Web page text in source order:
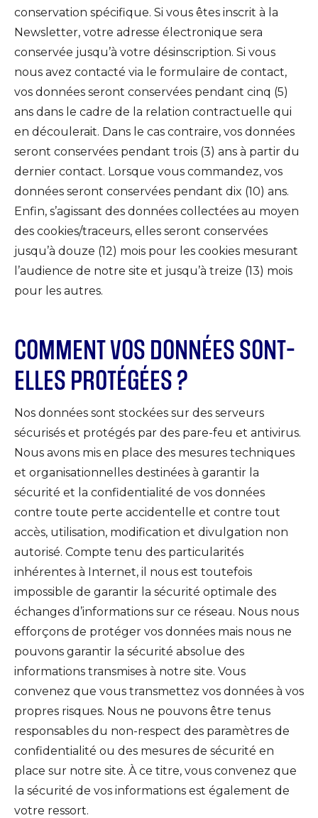
conservation spécifique. Si vous êtes inscrit à la
Newsletter, votre adresse électronique sera
conservée jusqu’à votre désinscription. Si vous
nous avez contacté via le formulaire de contact,
vos données seront conservées pendant cinq (5)
ans dans le cadre de la relation contractuelle qui
en découlerait. Dans le cas contraire, vos données
seront conservées pendant trois (3) ans à partir du
dernier contact. Lorsque vous commandez, vos
données seront conservées pendant dix (10) ans.
Enfin, s’agissant des données collectées au moyen
des cookies/traceurs, elles seront conservées
jusqu’à douze (12) mois pour les cookies mesurant
l’audience de notre site et jusqu’à treize (13) mois
pour les autres.
COMMENT VOS DONNÉES SONT-
ELLES PROTÉGÉES ?
Nos données sont stockées sur des serveurs
sécurisés et protégés par des pare-feu et antivirus.
Nous avons mis en place des mesures techniques
et organisationnelles destinées à garantir la
sécurité et la confidentialité de vos données
contre toute perte accidentelle et contre tout
accès, utilisation, modification et divulgation non
autorisé. Compte tenu des particularités
inhérentes à Internet, il nous est toutefois
impossible de garantir la sécurité optimale des
échanges d’informations sur ce réseau. Nous nous
efforçons de protéger vos données mais nous ne
pouvons garantir la sécurité absolue des
informations transmises à notre site. Vous
convenez que vous transmettez vos données à vos
propres risques. Nous ne pouvons être tenus
responsables du non-respect des paramètres de
confidentialité ou des mesures de sécurité en
place sur notre site. À ce titre, vous convenez que
la sécurité de vos informations est également de
votre ressort.